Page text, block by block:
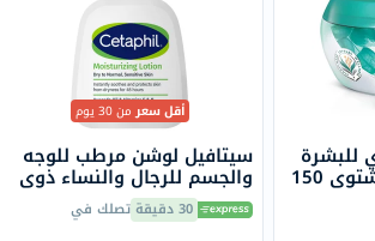
للبشرة
مع الصبار والكرز الشتوي 150
أقل سعرمن 30 يوم
سيتافيل لوشن مرطب للوجه
والجسم للرجال والنساء ذوي
البشرة الجافة والعادية
30 دقيقة تصلك في